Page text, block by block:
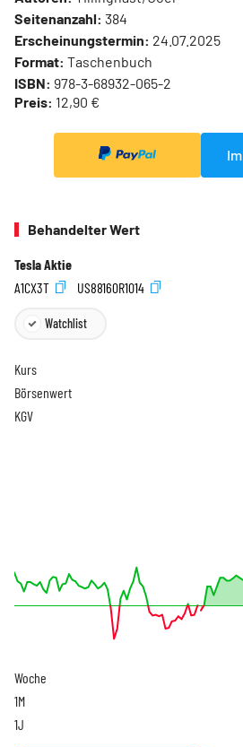
Seitenanzahl: 384
Erscheinungstermin: 24.07.2025
Format: Taschenbuch
ISBN: 978-3-68932-065-2
Preis: 12,90 €
Behandelter Wert
Tesla Aktie
A1CX3T
US88160R1014
Watchlist
Kurs
Börsenwert
KGV
Woche
1M
1J